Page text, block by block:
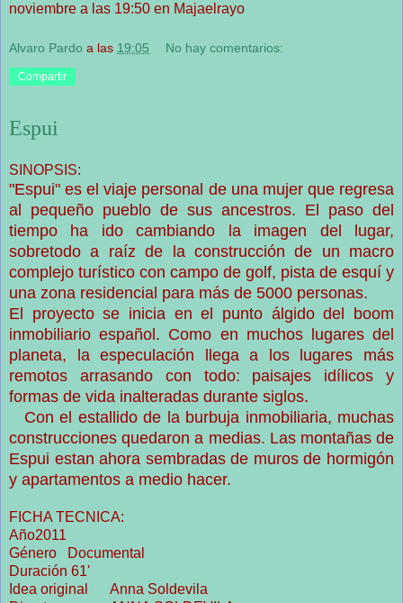
noviembre a las 19:50 en Majaelrayo
Alvaro Pardo a las 19:05 No hay comentarios:
Compartir
Espui
SINOPSIS:
"Espui" es el viaje personal de una mujer que regresa
al pequeño pueblo de sus ancestros. El paso del
tiempo ha ido cambiando la imagen del lugar,
sobretodo a raíz de la construcción de un macro
complejo turístico con campo de golf, pista de esquí y
una zona residencial para más de 5000 personas.
El proyecto se inicia en el punto álgido del boom
inmobiliario español. Como en muchos lugares del
planeta, la especulación llega a los lugares más
remotos arrasando con todo: paisajes idílicos y
formas de vida inalteradas durante siglos.
Con el estallido de la burbuja inmobiliaria, muchas
construcciones quedaron a medias. Las montañas de
Espui estan ahora sembradas de muros de hormigón
y apartamentos a medio hacer.
FICHA TECNICA:
Año2011
Género Documental
Duración 61'
Idea original Anna Soldevila